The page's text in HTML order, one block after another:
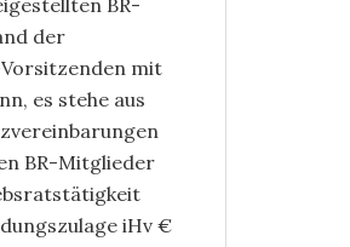
BR-
der
Vorsitzenden mit
es stehe aus
BR-Mitglieder
iHv €